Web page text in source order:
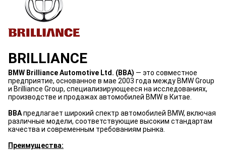
BRILLIANCE
BMW Brilliance Automotive Ltd. (BBA) — это совместное
предприятие, основанное в мае 2003 года между BMW Group
и Brilliance Group, специализирующееся на исследованиях,
производстве и продажах автомобилей BMW в Китае.
BBAпредлагает широкий спектр автомобилей BMW, включая
различные модели, соответствующие высоким стандартам
качества и современным требованиям рынка.
Преимущества: